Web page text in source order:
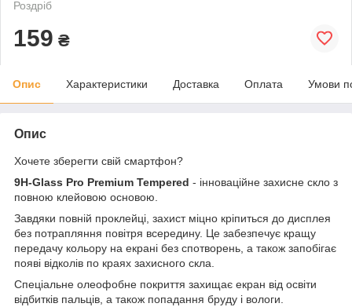
Роздріб
159 ₴
Опис Характеристики Доставка Оплата Умови
Опис
Хочете зберегти свій смартфон?
9H-Glass Pro Premium Tempered - інноваційне захисне скло з
повною клейовою основою.
Завдяки повній проклейці, захист міцно кріпиться до дисплея
без потрапляння повітря всередину. Це забезпечує кращу
передачу кольору на екрані без спотворень, а також запобігає
появі відколів по краях захисного скла.
Спеціальне олеофобне покриття захищає екран від освіти
відбитків пальців, а також попадання бруду і вологи.